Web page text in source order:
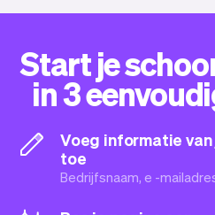
Start je
in 3
Voeg informatie
toe
Bedrijfsnaam, e -